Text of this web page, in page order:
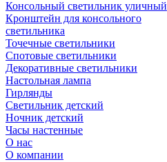
Консольный светильник уличный
Кронштейн для консольного
светильника
Точечные светильники
Спотовые светильники
Декоративные светильники
Настольная лампа
Гирлянды
Светильник детский
Ночник детский
Часы настенные
О нас
О компании